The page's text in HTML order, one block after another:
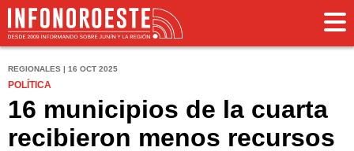
REGIONALES | 16 OCT 2025
POLÍTICA
16 municipios de la cuarta
recibieron menos recursos